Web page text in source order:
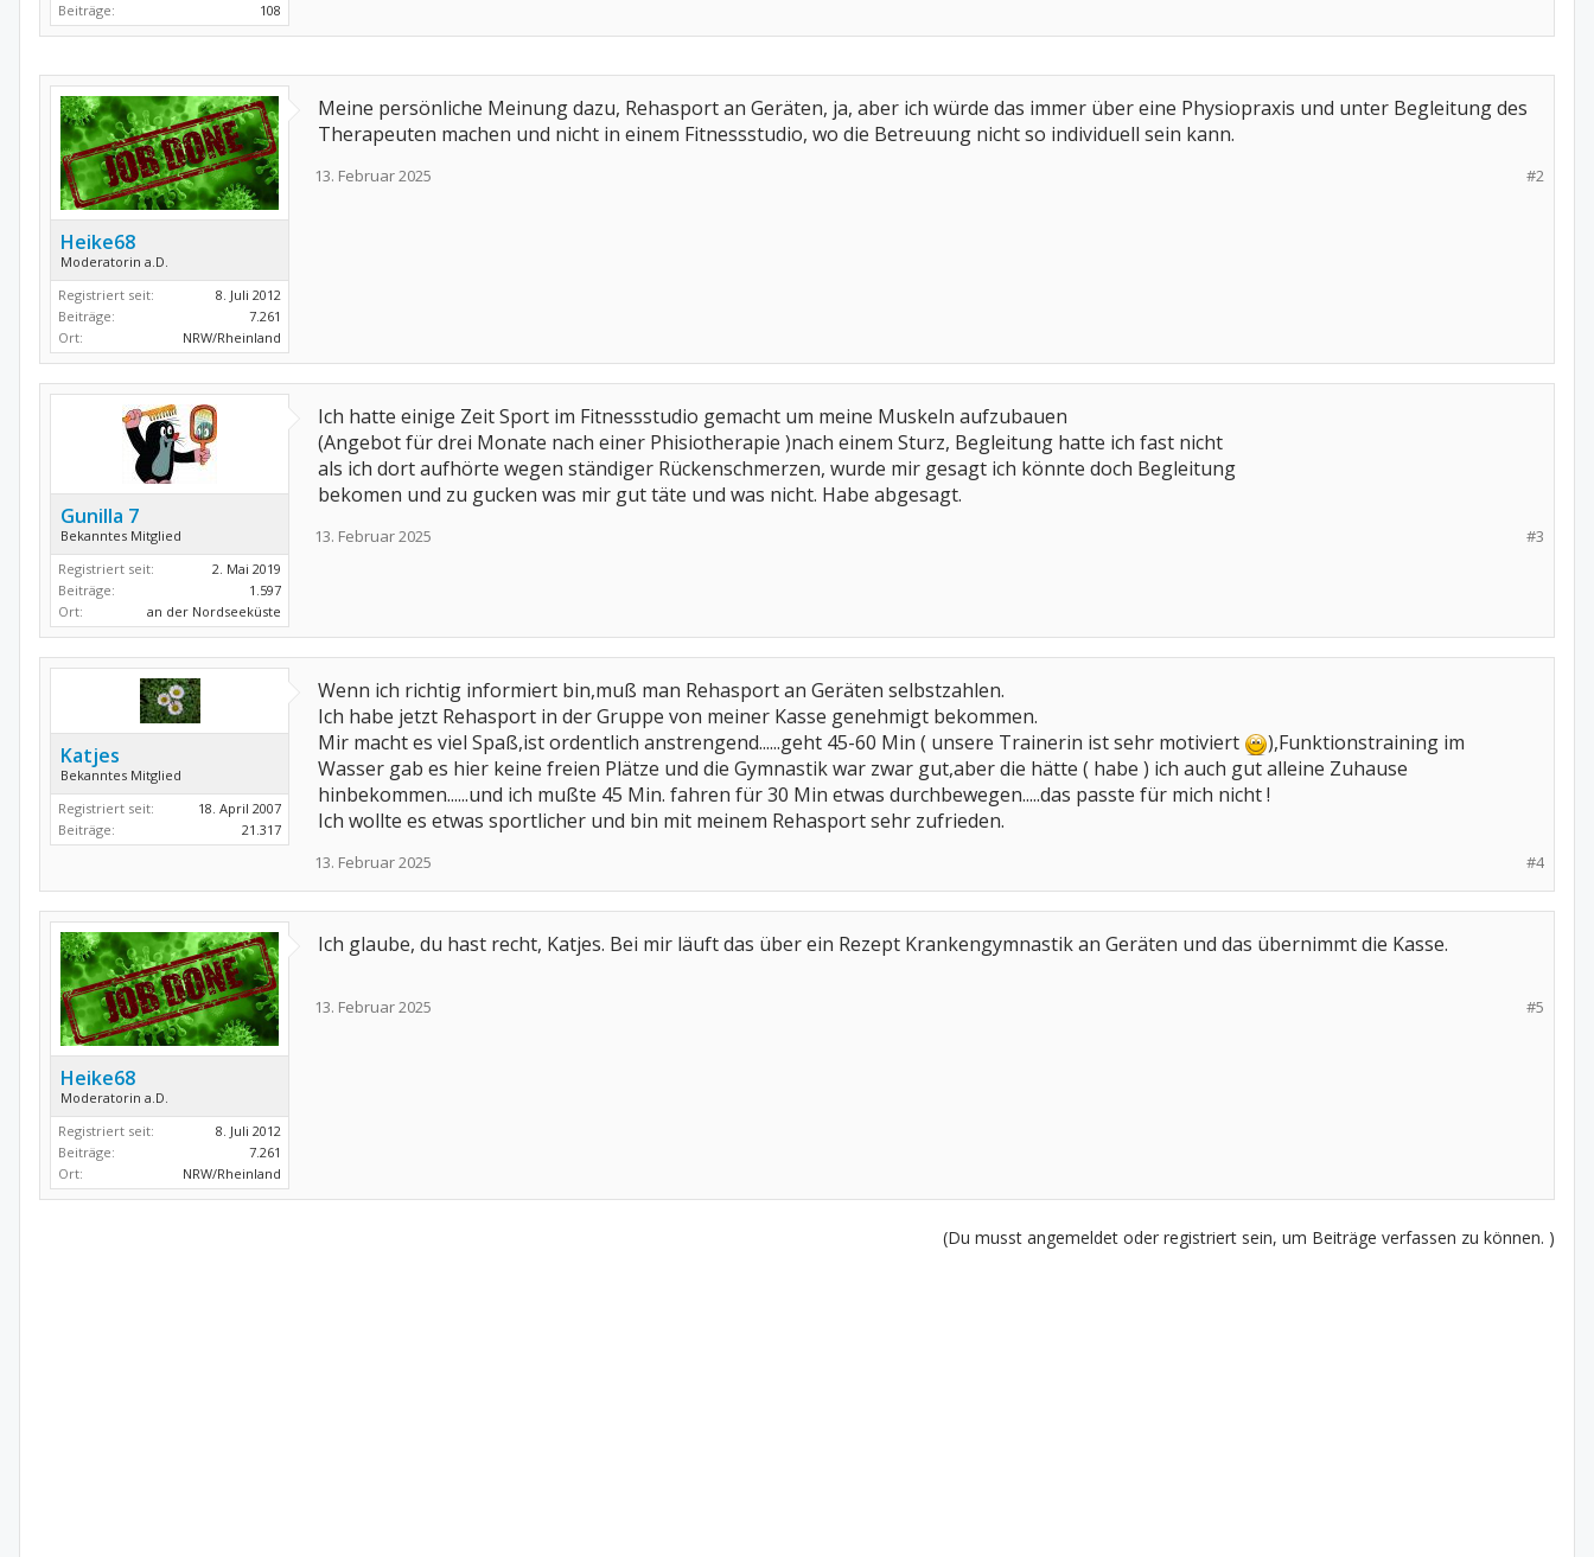
Beiträge:
108
Heike68
Moderatorin a.D.
Registriert seit:
8. Juli 2012
Beiträge:
7.261
Ort:
NRW/Rheinland
Meine persönliche Meinung dazu, Rehasport an Geräten, ja, aber ich würde das immer über eine Physiopraxis und unter Begleitung des
Therapeuten machen und nicht in einem Fitnessstudio, wo die Betreuung nicht so individuell sein kann.
#2
13. Februar 2025
Gunilla 7
Bekanntes Mitglied
Registriert seit:
2. Mai 2019
Beiträge:
1.597
Ort:
an der Nordseeküste
Ich hatte einige Zeit Sport im Fitnessstudio gemacht um meine Muskeln aufzubauen
(Angebot für drei Monate nach einer Phisiotherapie )nach einem Sturz, Begleitung hatte ich fast nicht
als ich dort aufhörte wegen ständiger Rückenschmerzen, wurde mir gesagt ich könnte doch Begleitung
bekomen und zu gucken was mir gut täte und was nicht. Habe abgesagt.
#3
13. Februar 2025
Katjes
Bekanntes Mitglied
Registriert seit:
18. April 2007
Beiträge:
21.317
Wenn ich richtig informiert bin,muß man Rehasport an Geräten selbstzahlen.
Ich habe jetzt Rehasport in der Gruppe von meiner Kasse genehmigt bekommen.
Mir macht es viel Spaß,ist ordentlich anstrengend......geht 45-60 Min ( unsere Trainerin ist sehr motiviert
),Funktionstraining im
Wasser gab es hier keine freien Plätze und die Gymnastik war zwar gut,aber die hätte ( habe ) ich auch gut alleine Zuhause
hinbekommen......und ich mußte 45 Min. fahren für 30 Min etwas durchbewegen.....das passte für mich nicht !
Ich wollte es etwas sportlicher und bin mit meinem Rehasport sehr zufrieden.
#4
13. Februar 2025
Heike68
Moderatorin a.D.
Registriert seit:
8. Juli 2012
Beiträge:
7.261
Ort:
NRW/Rheinland
Ich glaube, du hast recht, Katjes. Bei mir läuft das über ein Rezept Krankengymnastik an Geräten und das übernimmt die Kasse.
#5
13. Februar 2025
(Du musst angemeldet oder registriert sein, um Beiträge verfassen zu können. )